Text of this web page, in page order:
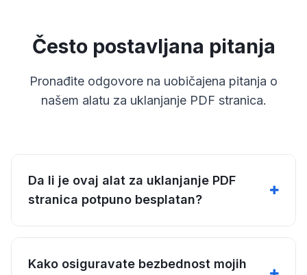
Često postavljana pitanja
Pronađite odgovore na uobičajena pitanja o
našem alatu za uklanjanje PDF stranica.
Da li je ovaj alat za uklanjanje PDF
stranica potpuno besplatan?
Kako osiguravate bezbednost mojih